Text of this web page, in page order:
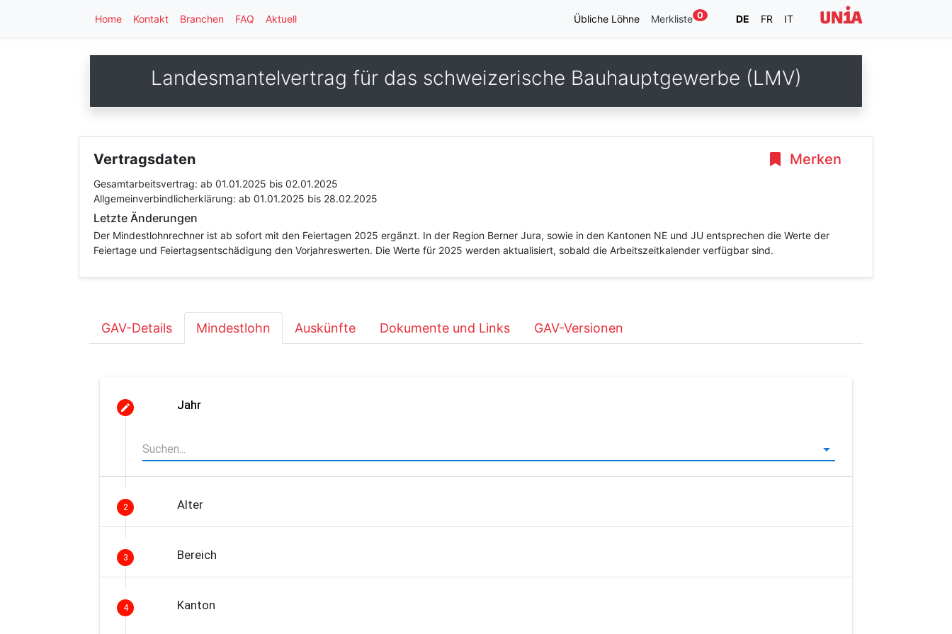
Home Kontakt Branchen FAQ Aktuell Übliche Löhne Merkliste 0 DE FR IT
Landesmantelvertrag für das schweizerische Bauhauptgewerbe (LMV)
Merken
Vertragsdaten
Gesamtarbeitsvertrag: ab 01.01.2025 bis 02.01.2025
Allgemeinverbindlicherklärung: ab 01.01.2025 bis 28.02.2025
Letzte Änderungen
Der Mindestlohnrechner ist ab sofort mit den Feiertagen 2025 ergänzt. In der Region Berner Jura, sowie in den Kantonen NE und JU entsprechen die Werte der
Feiertage und Feiertagsentschädigung den Vorjahreswerten. Die Werte für 2025 werden aktualisiert, sobald die Arbeitszeitkalender verfügbar sind.
GAV-Details Mindestlohn Auskünfte Dokumente und Links GAV-Versionen
Jahr
2 Alter
3 Bereich
4 Kanton